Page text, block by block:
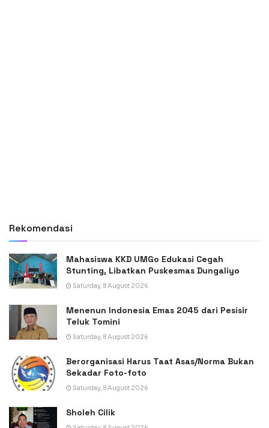
Rekomendasi
Mahasiswa KKD UMGo Edukasi Cegah
Stunting, Libatkan Puskesmas Dungaliyo
Saturday, 8 August 2026
Menenun Indonesia Emas 2045 dari Pesisir
Teluk Tomini
Saturday, 8 August 2026
Berorganisasi Harus Taat Asas/Norma Bukan
Sekadar Foto-foto
Saturday, 8 August 2026
Sholeh Cilik